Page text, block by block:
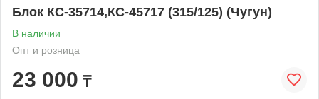
Блок КС-35714,КС-45717 (315/125) (Чугун)
В наличии
Опт и розница
23 000 ₸